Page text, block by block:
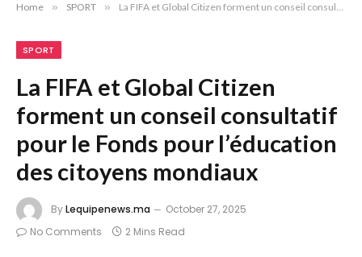
Home » SPORT » La FIFA et Global Citizen forment un conseil consultatif pour le Fonds pour l’éducation des citoyens mondiaux
SPORT
La FIFA et Global Citizen
forment un conseil consultatif
pour le Fonds pour l’éducation
des citoyens mondiaux
ByLequipenews.ma
October 27, 2025
No Comments
2 Mins Read